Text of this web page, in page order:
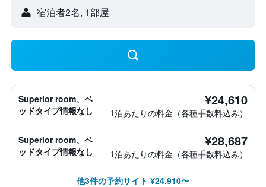
宿泊者2名, 1​部屋
Superior room、ベ
ッドタイプ情報なし
¥24,610
1泊あたりの料金（各種手数料込み）
Superior room、ベ
ッドタイプ情報なし
¥28,687
1泊あたりの料金（各種手数料込み）
他3件の予約サイト ¥24,910〜